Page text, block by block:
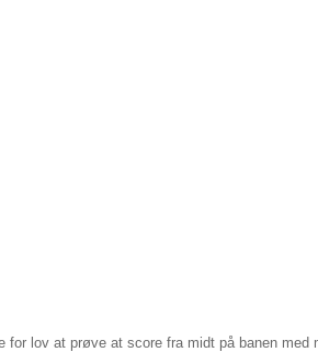
lov at prøve at score fra midt på banen med